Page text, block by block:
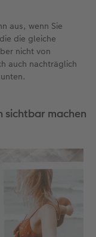
aus, wenn Sie
die gleiche
nicht von
auch nachträglich
sichtbar machen